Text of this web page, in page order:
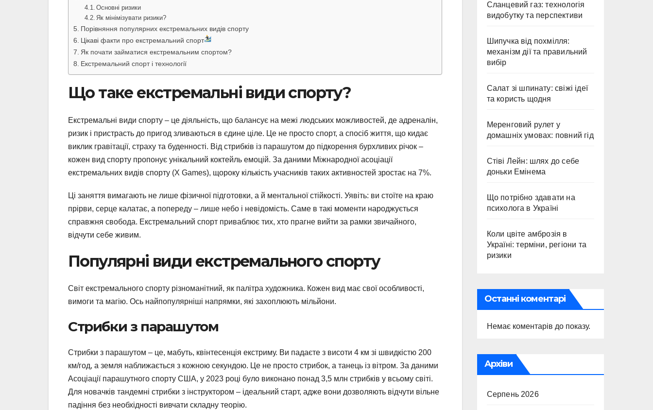
Основні ризики
Як мінімізувати ризики?
Порівняння популярних екстремальних видів спорту
Цікаві факти про екстремальний спорт
Як почати займатися екстремальним спортом?
Екстремальний спорт і технології
Що таке екстремальні види спорту?
Екстремальні види спорту – це діяльність, що балансує на межі людських можливостей, де адреналін,
ризик і пристрасть до пригод зливаються в єдине ціле. Це не просто спорт, а спосіб життя, що кидає
виклик гравітації, страху та буденності. Від стрибків із парашутом до підкорення бурхливих річок –
кожен вид спорту пропонує унікальний коктейль емоцій. За даними Міжнародної асоціації
екстремальних видів спорту (X Games), щороку кількість учасників таких активностей зростає на 7%.
Ці заняття вимагають не лише фізичної підготовки, а й ментальної стійкості. Уявіть: ви стоїте на краю
прірви, серце калатає, а попереду – лише небо і невідомість. Саме в такі моменти народжується
справжня свобода. Екстремальний спорт приваблює тих, хто прагне вийти за рамки звичайного,
відчути себе живим.
Популярні види екстремального спорту
Світ екстремального спорту різноманітний, як палітра художника. Кожен вид має свої особливості,
вимоги та магію. Ось найпопулярніші напрямки, які захоплюють мільйони.
Стрибки з парашутом
Стрибки з парашутом – це, мабуть, квінтесенція екстриму. Ви падаєте з висоти 4 км зі швидкістю 200
км/год, а земля наближається з кожною секундою. Це не просто стрибок, а танець із вітром. За даними
Асоціації парашутного спорту США, у 2023 році було виконано понад 3,5 млн стрибків у всьому світі.
Для новачків тандемні стрибки з інструктором – ідеальний старт, адже вони дозволяють відчути вільне
падіння без необхідності вивчати складну теорію.
Сланцевий газ: технологія
видобутку та перспективи
Шипучка від похмілля:
механізм дії та правильний
вибір
Салат зі шпинату: свіжі ідеї
та користь щодня
Меренговий рулет у
домашніх умовах: повний гід
Стіві Лейн: шлях до себе
доньки Емінема
Що потрібно здавати на
психолога в Україні
Коли цвіте амброзія в
Україні: терміни, регіони та
ризики
Останні коментарі
Немає коментарів до показу.
Архіви
Серпень 2026